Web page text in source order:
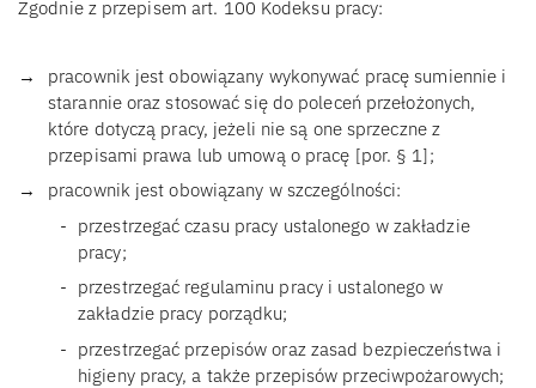
Zgodnie z przepisem art. 100 Kodeksu pracy:
pracownik jest obowiązany wykonywać pracę sumiennie i
starannie oraz stosować się do poleceń przełożonych,
które dotyczą pracy, jeżeli nie są one sprzeczne z
przepisami prawa lub umową o pracę [por. § 1];
pracownik jest obowiązany w szczególności:
przestrzegać czasu pracy ustalonego w zakładzie
pracy;
przestrzegać regulaminu pracy i ustalonego w
zakładzie pracy porządku;
przestrzegać przepisów oraz zasad bezpieczeństwa i
higieny pracy, a także przepisów przeciwpożarowych;